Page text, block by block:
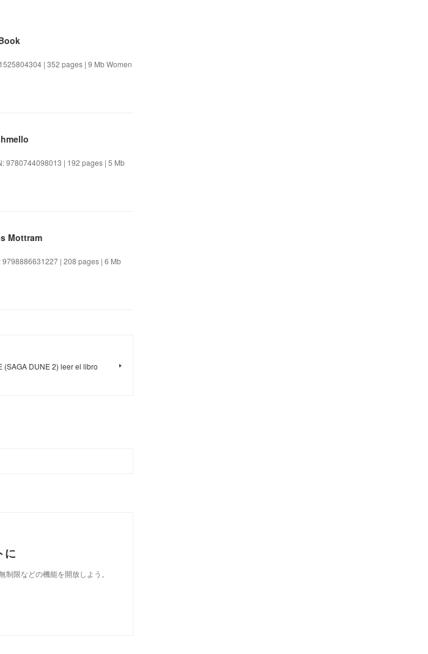
| 352 pages | 9 Mb Women
9780744098013 | 192 pages | 5 Mb
Mottram
9798886631227 | 208 pages | 6 Mb
(SAGA DUNE 2) leer el libro
に
限などの機能を開放しよう。